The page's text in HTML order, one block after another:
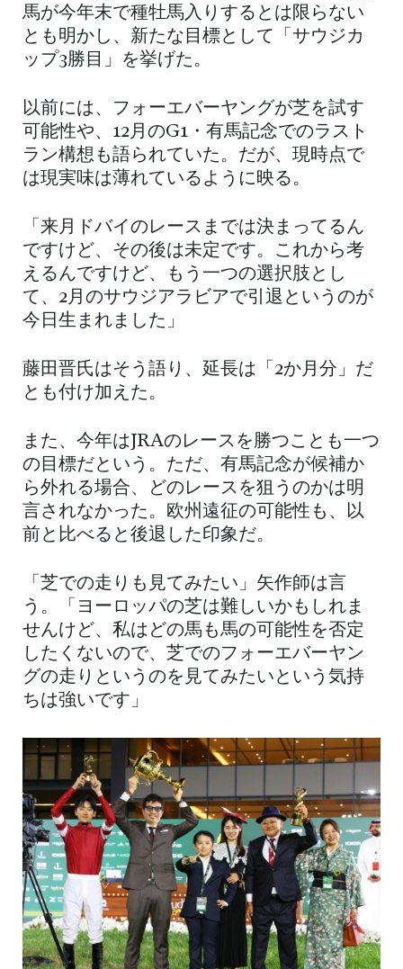
馬が今年末で種牡馬入りするとは限らない
とも明かし、新たな目標として「サウジカ
ップ3勝目」を挙げた。
以前には、フォーエバーヤングが芝を試す
可能性や、12月のG1・有馬記念でのラスト
ラン構想も語られていた。だが、現時点で
は現実味は薄れているように映る。
「来月ドバイのレースまでは決まってるん
ですけど、その後は未定です。これから考
えるんですけど、もう一つの選択肢とし
て、2月のサウジアラビアで引退というのが
今日生まれました」
藤田晋氏はそう語り、延長は「2か月分」だ
とも付け加えた。
また、今年はJRAのレースを勝つことも一つ
の目標だという。ただ、有馬記念が候補か
ら外れる場合、どのレースを狙うのかは明
言されなかった。欧州遠征の可能性も、以
前と比べると後退した印象だ。
「芝での走りも見てみたい」矢作師は言
う。「ヨーロッパの芝は難しいかもしれま
せんけど、私はどの馬も馬の可能性を否定
したくないので、芝でのフォーエバーヤン
グの走りというのを見てみたいという気持
ちは強いです」